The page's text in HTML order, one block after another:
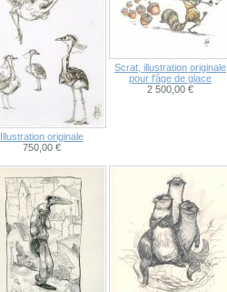
Illustration originale
750,00 €
Scrat, illustration originale
pour l'âge de glace
2 500,00 €